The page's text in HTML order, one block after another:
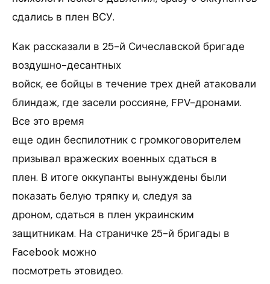
сдались в плен ВСУ.
Как рассказали в 25-й Сичеславской бригаде
воздушно-десантных
войск, ее бойцы в течение трех дней атаковали
блиндаж, где засели россияне, FPV-дронами.
Все это время
еще один беспилотник с громкоговорителем
призывал вражеских военных сдаться в
плен. В итоге оккупанты вынуждены были
показать белую тряпку и, следуя за
дроном, сдаться в плен украинским
защитникам. На страничке 25-й бригады в
Facebook можно
посмотреть этовидео.